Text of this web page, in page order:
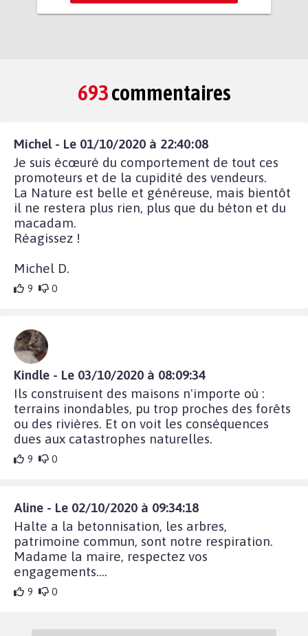
693commentaires
Michel - Le 01/10/2020 à 22:40:08
Je suis écœuré du comportement de tout ces
promoteurs et de la cupidité des vendeurs.
La Nature est belle et généreuse, mais bientôt
il ne restera plus rien, plus que du béton et du
macadam.
Réagissez !
Michel D.
9 0
Kindle - Le 03/10/2020 à 08:09:34
Ils construisent des maisons n'importe où :
terrains inondables, pu trop proches des forêts
ou des rivières. Et on voit les conséquences
dues aux catastrophes naturelles.
9 0
Aline - Le 02/10/2020 à 09:34:18
Halte a la betonnisation, les arbres,
patrimoine commun, sont notre respiration.
Madame la maire, respectez vos
engagements....
9 0